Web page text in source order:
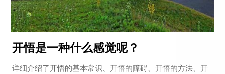
开悟是一种什么感觉呢？
详细介绍了开悟的基本常识、开悟的障碍、开悟的方法、开